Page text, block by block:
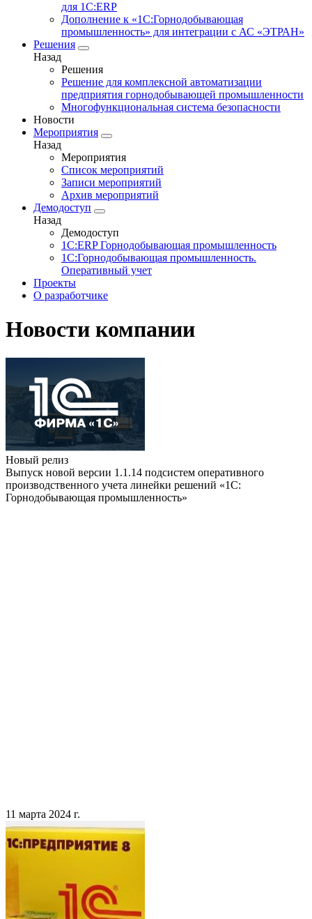
для 1С:ERP
Дополнение к «1С:Горнодобывающая
промышленность» для интеграции с АС «ЭТРАН»
Решения
Назад
Решения
Решение для комплексной автоматизации
предприятия горнодобывающей промышленности
Многофункциональная система безопасности
Новости
Мероприятия
Назад
Мероприятия
Список мероприятий
Записи мероприятий
Архив мероприятий
Демодоступ
Назад
Демодоступ
1С:ERP Горнодобывающая промышленность
1С:Горнодобывающая промышленность.
Оперативный учет
Проекты
О разработчике
Новости компании
Новый релиз
Выпуск новой версии 1.1.14 подсистем оперативного
производственного учета линейки решений «1С:
Горнодобывающая промышленность»
11 марта 2024 г.